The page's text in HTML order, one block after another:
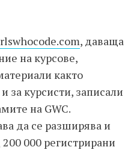
, даваща
на курсове,
както
за курсисти, записали
на GWC.
да се разширява и
000 регистрирани